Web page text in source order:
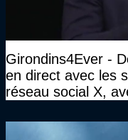
Girondins4Ever -
en direct avec les
réseau social X,